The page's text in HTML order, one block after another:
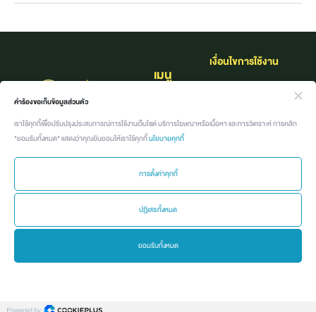
เมนู
เกี่ยวกับแบรนด์
ค้นหาอาชีพที่ใช่
คลังอาชีพ
Job นี้ เจอร์นี่
เงื่อนไขการใช้งาน​
นโยบายคุ้มครองข้อมูล
คำร้องขอเก็บข้อมูลส่วนตัว
เราใช้คุกกี้เพื่อปรับปรุงประสบการณ์การใช้งานเว็บไซต์ บริการโฆษณาหรือเนื้อหา และการวิเคราะห์ การคลิก
"ยอมรับทั้งหมด" แสดงว่าคุณยินยอมให้เราใช้คุกกี้นโยบายคุกกี้
การตั้งค่าคุกกี้
ปฏิเสธทั้งหมด
ยอมรับทั้งหมด